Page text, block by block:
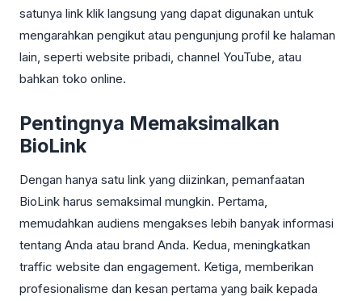
satunya link klik langsung yang dapat digunakan untuk
mengarahkan pengikut atau pengunjung profil ke halaman
lain, seperti website pribadi, channel YouTube, atau
bahkan toko online.
Pentingnya Memaksimalkan
BioLink
Dengan hanya satu link yang diizinkan, pemanfaatan
BioLink harus semaksimal mungkin. Pertama,
memudahkan audiens mengakses lebih banyak informasi
tentang Anda atau brand Anda. Kedua, meningkatkan
traffic website dan engagement. Ketiga, memberikan
profesionalisme dan kesan pertama yang baik kepada